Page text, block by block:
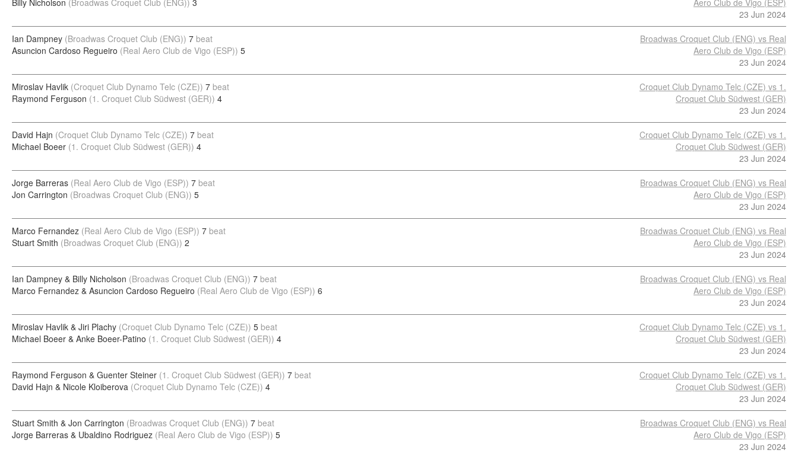
Billy Nicholson (Broadwas Croquet Club (ENG)) 3
Aero Club de Vigo (ESP)
23 Jun 2024
Ian Dampney (Broadwas Croquet Club (ENG)) 7 beat
Asuncion Cardoso Regueiro (Real Aero Club de Vigo (ESP)) 5
Broadwas Croquet Club (ENG) vs Real
Aero Club de Vigo (ESP)
23 Jun 2024
Miroslav Havlik (Croquet Club Dynamo Telc (CZE)) 7 beat
Raymond Ferguson (1. Croquet Club Südwest (GER)) 4
Croquet Club Dynamo Telc (CZE) vs 1.
Croquet Club Südwest (GER)
23 Jun 2024
David Hajn (Croquet Club Dynamo Telc (CZE)) 7 beat
Michael Boeer (1. Croquet Club Südwest (GER)) 4
Croquet Club Dynamo Telc (CZE) vs 1.
Croquet Club Südwest (GER)
23 Jun 2024
Jorge Barreras (Real Aero Club de Vigo (ESP)) 7 beat
Jon Carrington (Broadwas Croquet Club (ENG)) 5
Broadwas Croquet Club (ENG) vs Real
Aero Club de Vigo (ESP)
23 Jun 2024
Marco Fernandez (Real Aero Club de Vigo (ESP)) 7 beat
Stuart Smith (Broadwas Croquet Club (ENG)) 2
Broadwas Croquet Club (ENG) vs Real
Aero Club de Vigo (ESP)
23 Jun 2024
Ian Dampney & Billy Nicholson (Broadwas Croquet Club (ENG)) 7 beat
Marco Fernandez & Asuncion Cardoso Regueiro (Real Aero Club de Vigo (ESP)) 6
Broadwas Croquet Club (ENG) vs Real
Aero Club de Vigo (ESP)
23 Jun 2024
Miroslav Havlik & Jiri Plachy (Croquet Club Dynamo Telc (CZE)) 5 beat
Michael Boeer & Anke Boeer-Patino (1. Croquet Club Südwest (GER)) 4
Croquet Club Dynamo Telc (CZE) vs 1.
Croquet Club Südwest (GER)
23 Jun 2024
Raymond Ferguson & Guenter Steiner (1. Croquet Club Südwest (GER)) 7 beat
David Hajn & Nicole Kloiberova (Croquet Club Dynamo Telc (CZE)) 4
Croquet Club Dynamo Telc (CZE) vs 1.
Croquet Club Südwest (GER)
23 Jun 2024
Stuart Smith & Jon Carrington (Broadwas Croquet Club (ENG)) 7 beat
Jorge Barreras & Ubaldino Rodriguez (Real Aero Club de Vigo (ESP)) 5
Broadwas Croquet Club (ENG) vs Real
Aero Club de Vigo (ESP)
23 Jun 2024